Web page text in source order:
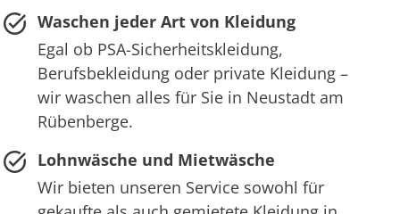
Waschen jeder Art von Kleidung
Egal ob PSA-Sicherheitskleidung,
Berufsbekleidung oder private Kleidung –
wir waschen alles für Sie in Neustadt am
Rübenberge.
Lohnwäsche und Mietwäsche
Wir bieten unseren Service sowohl für